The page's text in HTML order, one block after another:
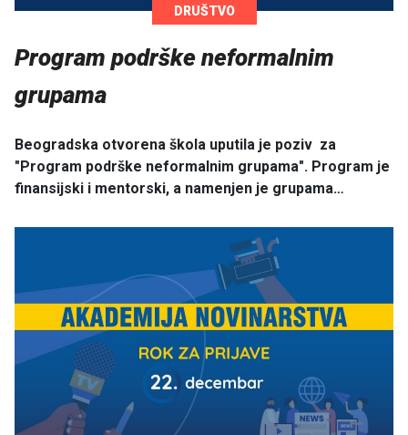
DRUŠTVO
Program podrške neformalnim
grupama
Beogradska otvorena škola uputila je poziv za
"Program podrške neformalnim grupama". Program je
finansijski i mentorski, a namenjen je grupama…